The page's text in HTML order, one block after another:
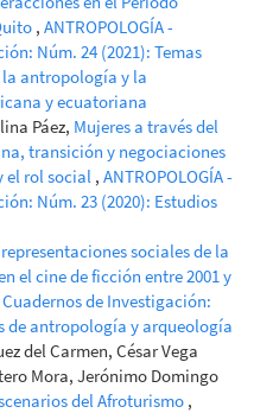
, ANTROPOLOGÍA -
Núm. 24 (2021): Temas
la antropología y la
y ecuatoriana
Páez, Mujeres a través del
transición y negociaciones
el rol social , ANTROPOLOGÍA -
Núm. 23 (2020): Estudios
representaciones sociales de la
el cine de ficción entre 2001 y
Cuadernos de Investigación:
de antropología y arqueología
del Carmen, César Vega
Mora, Jerónimo Domingo
del Afroturismo ,